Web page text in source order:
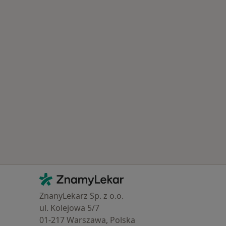
Kontakt
ZnamyLekar - Hlavní stránka
ZnanyLekarz Sp. z o.o.
ul. Kolejowa 5/7
01-217 Warszawa, Polska